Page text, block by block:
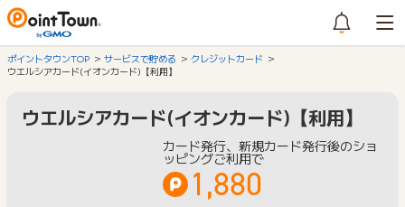
ポイントタウンTOP サービスで貯める
クレジットカード
ウエルシアカード(イオンカード)【利用】
ウエルシアカード(イオンカード)【利用】
カード発行、新規カード発行後のショ
ッピングご利用で
1,880